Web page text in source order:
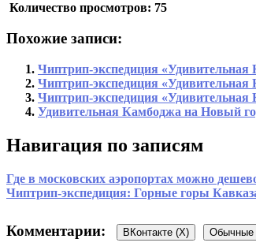
Количество просмотров: 75
Похожие записи:
Чиптрип-экспедиция
Чиптрип-экспедиция
Чиптрип-экспедиция
Удивительная Камбоджа на Новый
Навигация по записям
Где в московских аэропортах можно
Чиптрип-экспедиция: Горные горы
Комментарии: ВКонтакте (X) Обычные